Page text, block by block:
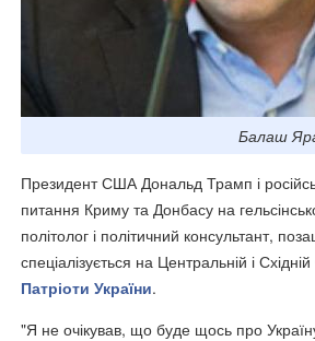
Балаш
Президент США Дональд Трамп і
питання Криму та Донбасу на
політолог і політичний консультант,
спеціалізується на Центральній і
Патріоти України.
"Я не очікував, що буде щось про